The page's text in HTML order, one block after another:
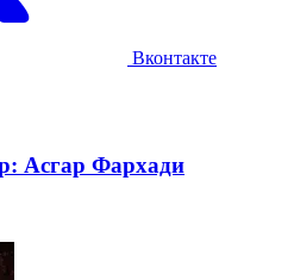
Вконтакте
Асгар Фархади